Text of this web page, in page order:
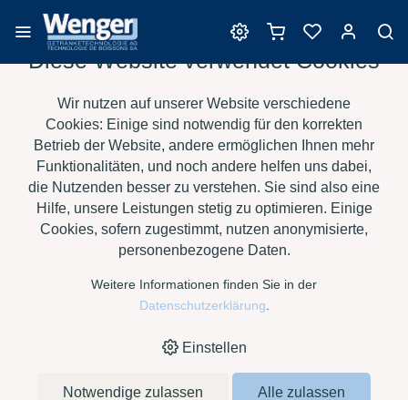
Hefen
HOME › E-SHOP › WEIN › HEFEN › OENOFERM ICONE À 0.5
KG
Diese Website verwendet Cookies
Wir nutzen auf unserer Website verschiedene
Cookies: Einige sind notwendig für den korrekten
Betrieb der Website, andere ermöglichen Ihnen mehr
Funktionalitäten, und noch andere helfen uns dabei,
die Nutzenden besser zu verstehen. Sie sind also eine
Hilfe, unsere Leistungen stetig zu optimieren. Einige
Cookies, sofern zugestimmt, nutzen anonymisierte,
personenbezogene Daten.
Weitere Informationen finden Sie in der
Datenschutzerklärung
Einstellen
Notwendige zulassen Alle zulassen